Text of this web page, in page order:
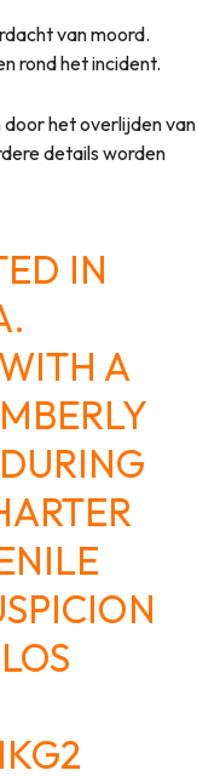
van moord.
rond het incident.
het overlijden van
details worden
IN
A